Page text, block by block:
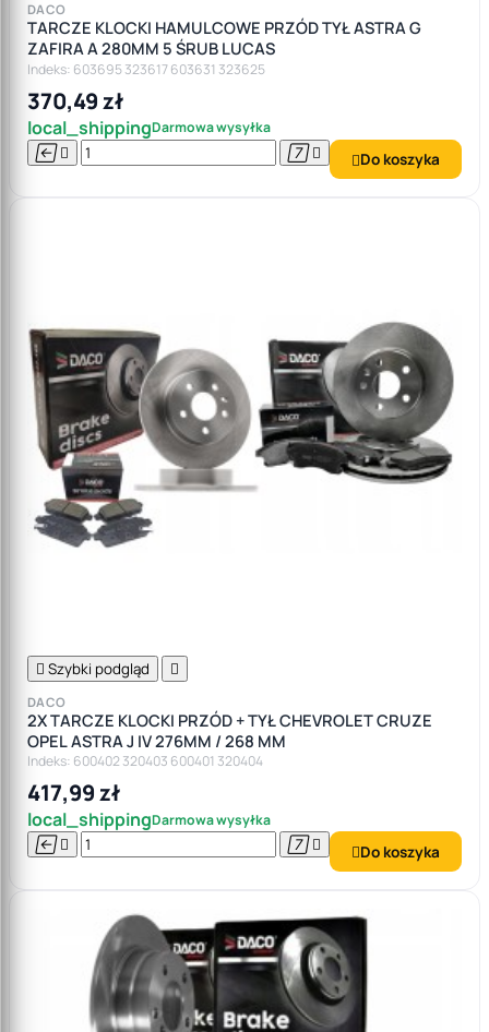
DACO
TARCZE KLOCKI HAMULCOWE PRZÓD TYŁ ASTRA G
ZAFIRA A 280MM 5 ŚRUB LUCAS
Indeks: 603695 323617 603631 323625
370,49 zł
local_shippingDarmowa wysyłka
    Do koszyka
 Szybki podgląd 
DACO
2X TARCZE KLOCKI PRZÓD + TYŁ CHEVROLET CRUZE
OPEL ASTRA J IV 276MM / 268 MM
Indeks: 600402 320403 600401 320404
417,99 zł
local_shippingDarmowa wysyłka
    Do koszyka